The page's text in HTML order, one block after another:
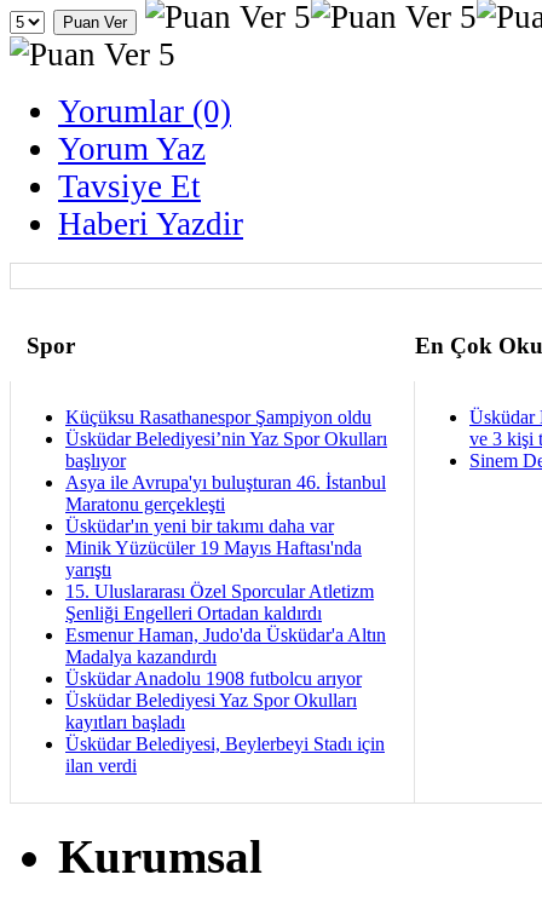
Yorumlar (0)
Yorum Yaz
Tavsiye Et
Haberi Yazdir
Spor En Çok
Küçüksu Rasathanespor Şampiyon oldu
Üsküdar Belediyesi’nin Yaz Spor Okulları
başlıyor
Asya ile Avrupa'yı buluşturan 46. İstanbul
Maratonu gerçekleşti
Üsküdar'ın yeni bir takımı daha var
Minik Yüzücüler 19 Mayıs Haftası'nda
yarıştı
15. Uluslararası Özel Sporcular Atletizm
Şenliği Engelleri Ortadan kaldırdı
Esmenur Haman, Judo'da Üsküdar'a Altın
Madalya kazandırdı
Üsküdar Anadolu 1908 futbolcu arıyor
Üsküdar Belediyesi Yaz Spor Okulları
kayıtları başladı
Üsküdar Belediyesi, Beylerbeyi Stadı için
ilan verdi
Üsküdar
ve 3 kişi
Sinem
Kurumsal